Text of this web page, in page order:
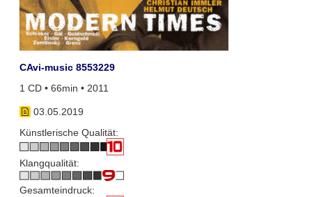
CAvi-music 8553229
1 CD • 66min • 2011
03.05.2019
Künstlerische Qualität:
Klangqualität:
Gesamteindruck: